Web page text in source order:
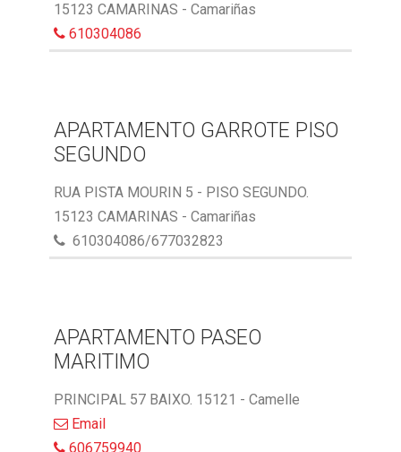
15123 CAMARINAS - Camariñas
610304086
APARTAMENTO GARROTE PISO
SEGUNDO
RUA PISTA MOURIN 5 - PISO SEGUNDO.
15123 CAMARINAS - Camariñas
610304086/677032823
APARTAMENTO PASEO
MARITIMO
PRINCIPAL 57 BAIXO. 15121 - Camelle
Email
606759940